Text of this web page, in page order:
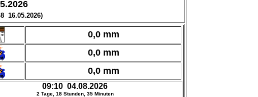
16.05.2026)
0,0 mm
0,0 mm
0,0 mm
09:10 04.08.2026
2 Tage, 18 Stunden, 35 Minuten